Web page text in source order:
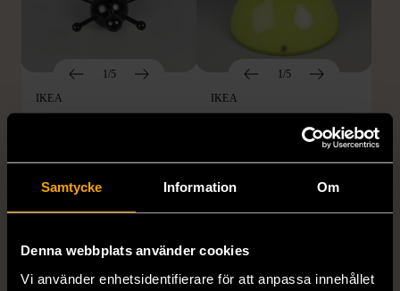
Samtycke Information Om
Denna webbplats använder cookies
Vi använder enhetsidentifierare för att anpassa innehållet
1/5
IKEA
Använt skick
1/5
IKEA
Gott skick